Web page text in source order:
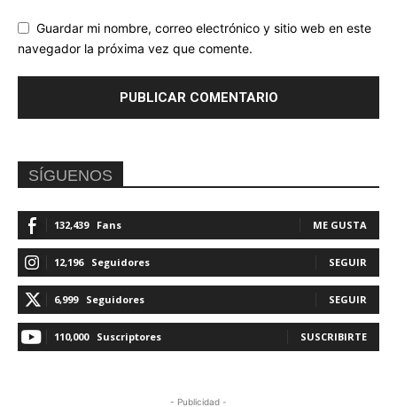
Guardar mi nombre, correo electrónico y sitio web en este
navegador la próxima vez que comente.
SÍGUENOS
132,439 Fans ME GUSTA
12,196 Seguidores SEGUIR
6,999 Seguidores SEGUIR
110,000 Suscriptores SUSCRIBIRTE
- Publicidad -